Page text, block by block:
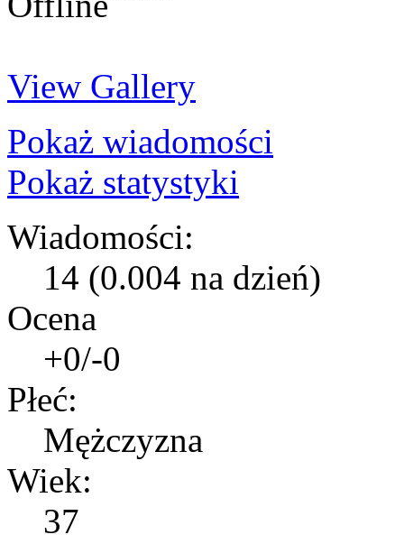
View Gallery
Pokaż wiadomości
Pokaż statystyki
Wiadomości:
14 (0.004 na dzień)
Ocena
+0/-0
Płeć:
Mężczyzna
Wiek:
37